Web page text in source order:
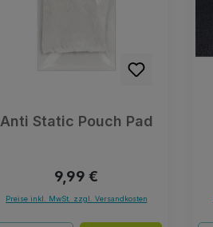
Anti Static Pouch Pad
Regulärer Preis:
9,99 €
Preise inkl. MwSt. zzgl. Versandkosten